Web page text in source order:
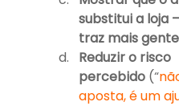
substitui a loja
traz mais
Reduzir o risco
percebido (“
aposta, é um